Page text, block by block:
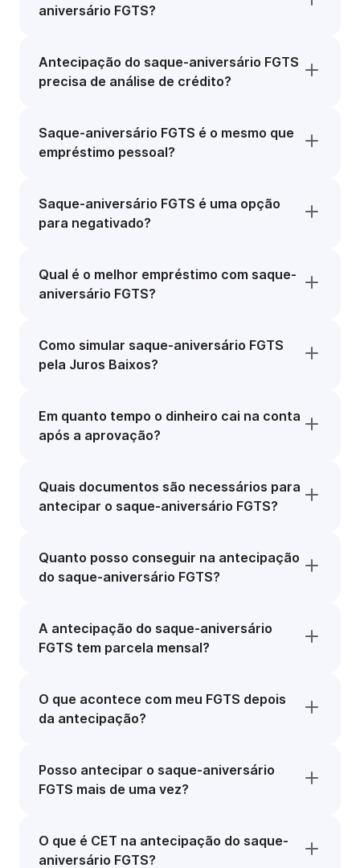
aniversário FGTS?
Antecipação do saque-aniversário FGTS
precisa de análise de crédito?
Saque-aniversário FGTS é o mesmo que
empréstimo pessoal?
Saque-aniversário FGTS é uma opção
para negativado?
Qual é o melhor empréstimo com saque-
aniversário FGTS?
Como simular saque-aniversário FGTS
pela Juros Baixos?
Em quanto tempo o dinheiro cai na conta
após a aprovação?
Quais documentos são necessários para
antecipar o saque-aniversário FGTS?
Quanto posso conseguir na antecipação
do saque-aniversário FGTS?
A antecipação do saque-aniversário
FGTS tem parcela mensal?
O que acontece com meu FGTS depois
da antecipação?
Posso antecipar o saque-aniversário
FGTS mais de uma vez?
O que é CET na antecipação do saque-
aniversário FGTS?